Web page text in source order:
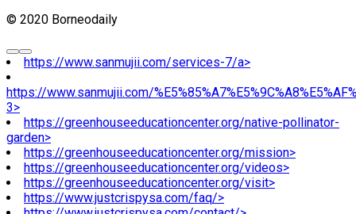
© 2020 Borneodaily
https://www.sanmujii.com/services-7/a>
https://www.sanmujii.com/
3>
https://greenhouseeducationcenter.org/native-pollinator-
garden>
https://greenhouseeducationcenter.org/mission>
https://greenhouseeducationcenter.org/videos>
https://greenhouseeducationcenter.org/visit>
https://www.justcrispysa.com/faq/>